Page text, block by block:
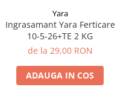
Yara
Ingrasamant Yara Ferticare
10-5-26+TE 2 KG
de la 29,00 RON
ADAUGA IN COS